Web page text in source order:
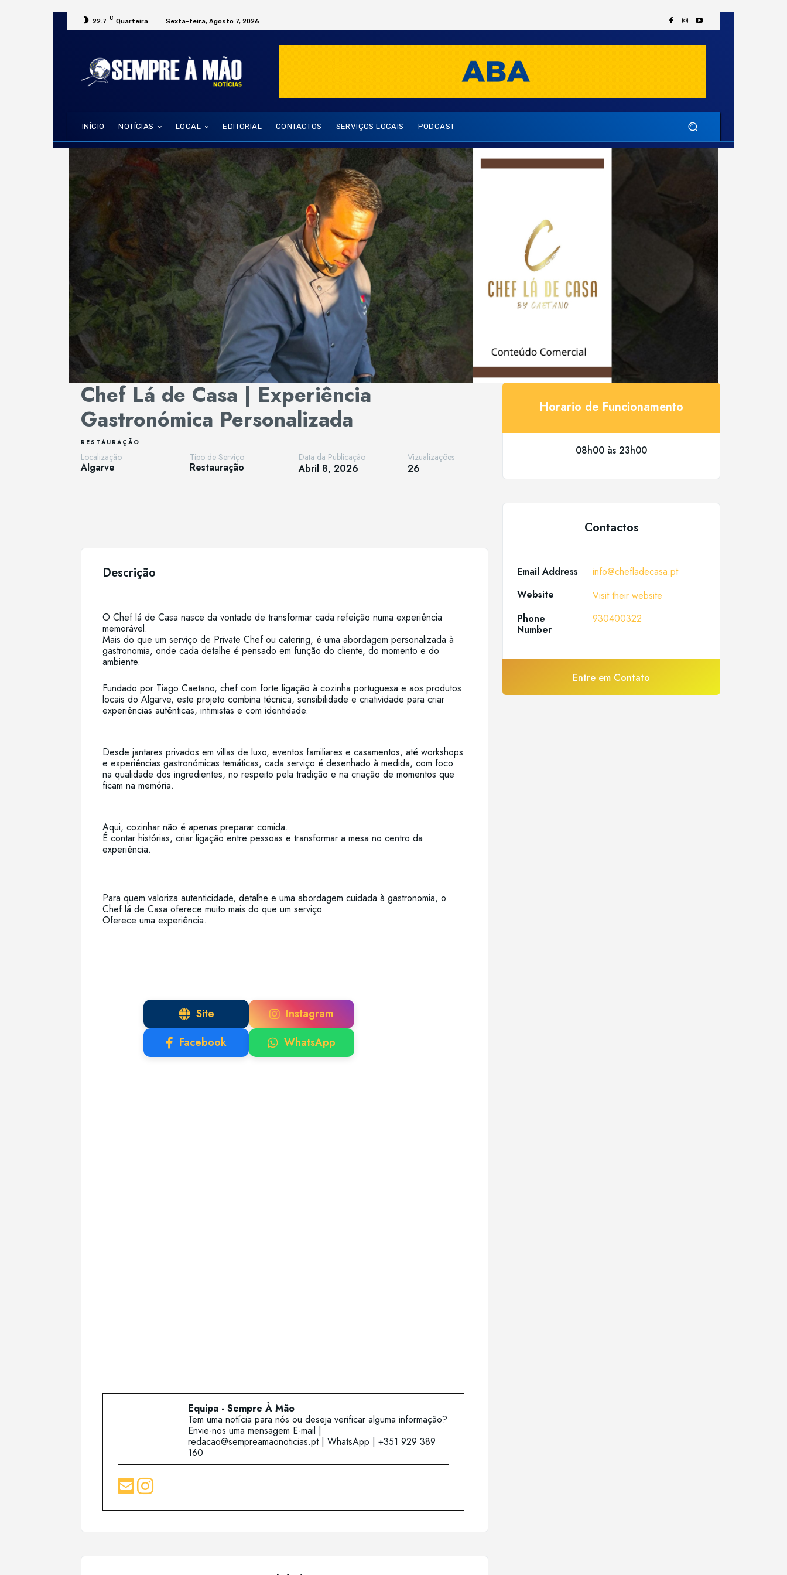
22.7 C Quarteira Sexta-feira, Agosto 7, 2026
INÍCIO NOTÍCIAS LOCAL EDITORIAL CONTACTOS SERVIÇOS LOCAIS PODCAST
Chef Lá de Casa | Experiência
Gastronómica Personalizada
RESTAURAÇÃO
Localização
Algarve
Tipo de Serviço
Restauração
Data da Publicação
Abril 8, 2026
Vizualizações
26
Descrição
O Chef lá de Casa nasce da vontade de transformar cada refeição numa experiência
memorável.
Mais do que um serviço de Private Chef ou catering, é uma abordagem personalizada à
gastronomia, onde cada detalhe é pensado em função do cliente, do momento e do
ambiente.
Fundado por Tiago Caetano, chef com forte ligação à cozinha portuguesa e aos produtos
locais do Algarve, este projeto combina técnica, sensibilidade e criatividade para criar
experiências autênticas, intimistas e com identidade.
Desde jantares privados em villas de luxo, eventos familiares e casamentos, até workshops
e experiências gastronómicas temáticas, cada serviço é desenhado à medida, com foco
na qualidade dos ingredientes, no respeito pela tradição e na criação de momentos que
ficam na memória.
Aqui, cozinhar não é apenas preparar comida.
É contar histórias, criar ligação entre pessoas e transformar a mesa no centro da
experiência.
Para quem valoriza autenticidade, detalhe e uma abordagem cuidada à gastronomia, o
Chef lá de Casa oferece muito mais do que um serviço.
Oferece uma experiência.
Site
Instagram
Facebook
WhatsApp
Equipa - Sempre À Mão
Tem uma notícia para nós ou deseja verificar alguma informação?
Envie-nos uma mensagem E-mail |
redacao@sempreamaonoticias.pt | WhatsApp | +351 929 389
160
Horario de Funcionamento
08h00 às 23h00
Contactos
Email Address
info@chefladecasa.pt
Website
Visit their website
Phone
Number
930400322
Entre em Contato